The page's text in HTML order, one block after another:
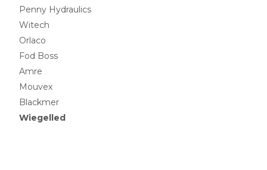
Penny Hydraulics
Witech
Orlaco
Fod Boss
Amre
Mouvex
Blackmer
Wiegelled